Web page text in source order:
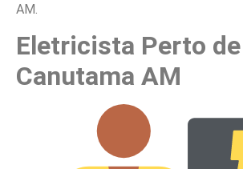
AM.
Eletricista Perto
Canutama AM